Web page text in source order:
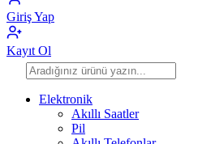
Giriş Yap
Kayıt Ol
Elektronik
Akıllı Saatler
Pil